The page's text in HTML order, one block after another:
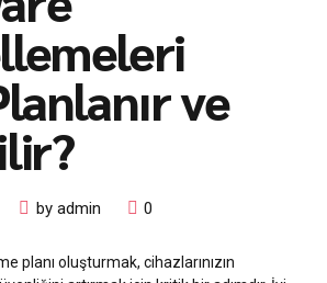
ve
by admin 0
planı oluşturmak, cihazlarınızın